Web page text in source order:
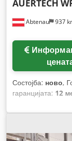
Abtenau 937
AUERTECH
Состојба: ново,
гаранцијата: 12
,
kW (21,75